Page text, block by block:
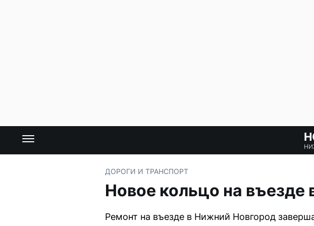
ДОРОГИ И ТРАНСПОРТ
Новое кольцо на
Ремонт на въезде в Нижний Новгород